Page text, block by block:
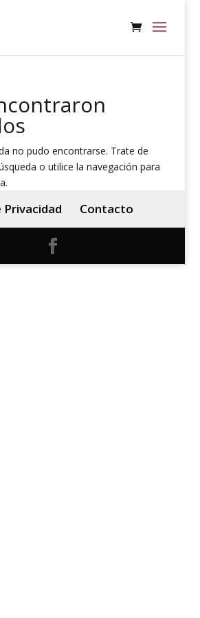
no pudo encontrarse. Trate de
o utilice la navegación para
Privacidad Contacto